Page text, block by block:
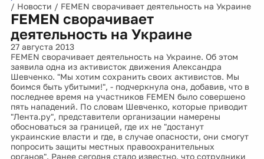
/ Новости / FEMEN сворачивает деятельность на Украине
FEMEN сворачивает
деятельность на Украине
27 августа 2013
FEMEN сворачивает деятельность на Украине. Об этом
заявила одна из активисток движения Александра
Шевченко. "Мы хотим сохранить своих активистов. Мы
боимся быть убитыми!", - подчеркнула она, добавив, что в
последнее время на участников FEMEN было совершено
пять нападений. По словам Шевченко, которые приводит
"Лента.ру", представители организации намерены
обосноваться за границей, где их не "достанут
украинские власти и где, в случае опасности, они смогут
попросить защиты местных правоохранительных
органов". Ранее сегодня стало известно, что сотрудники